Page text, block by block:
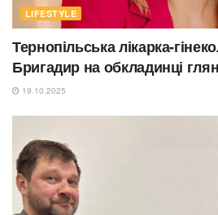
LIFESTYLE
Тернопільська лікарка-
Бригадир на обкладинці
19.10.2025